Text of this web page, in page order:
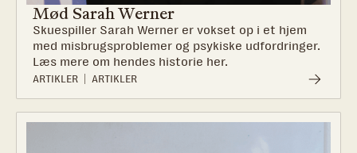
Mød Sarah Werner
Skuespiller Sarah Werner er vokset op i et hjem
med misbrugsproblemer og psykiske udfordringer.
Læs mere om hendes historie her.
ARTIKLER ARTIKLER